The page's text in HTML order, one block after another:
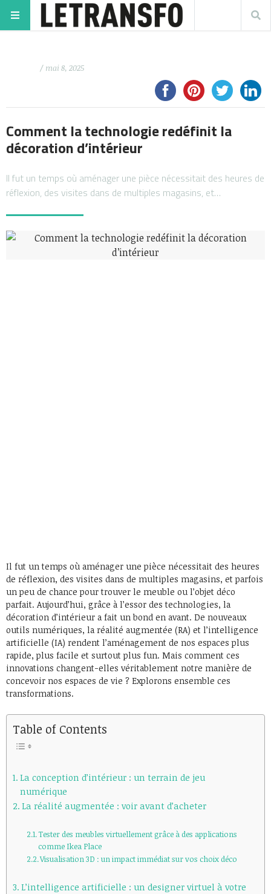
/ mai 8, 2025
Comment la technologie redéfinit la
décoration d’intérieur
Il fut un temps où aménager une pièce nécessitait des heures de
réflexion, des visites dans de multiples magasins, et…
Il fut un temps où aménager une pièce nécessitait des heures
de réflexion, des visites dans de multiples magasins, et parfois
un peu de chance pour trouver le meuble ou l’objet déco
parfait. Aujourd’hui, grâce à l’essor des technologies, la
décoration d’intérieur a fait un bond en avant. De nouveaux
outils numériques, la réalité augmentée (RA) et l’intelligence
artificielle (IA) rendent l’aménagement de nos espaces plus
rapide, plus facile et surtout plus fun. Mais comment ces
innovations changent-elles véritablement notre manière de
concevoir nos espaces de vie ? Explorons ensemble ces
transformations.
Table of Contents
La conception d’intérieur : un terrain de jeu
numérique
La réalité augmentée : voir avant d’acheter
Tester des meubles virtuellement grâce à des applications
comme Ikea Place
Visualisation 3D : un impact immédiat sur vos choix déco
L’intelligence artificielle : un designer virtuel à votre